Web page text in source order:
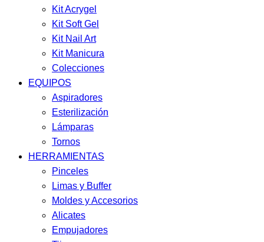
Kit Acrygel
Kit Soft Gel
Kit Nail Art
Kit Manicura
Colecciones
EQUIPOS
Aspiradores
Esterilización
Lámparas
Tornos
HERRAMIENTAS
Pinceles
Limas y Buffer
Moldes y Accesorios
Alicates
Empujadores